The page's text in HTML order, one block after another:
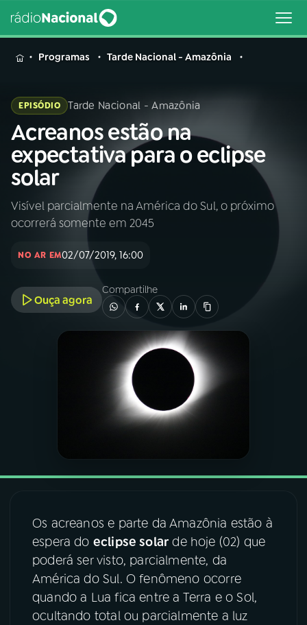
MENU
Buscar
na
Rádio
Nacional
Buscar
AO VIVO
INÍCIO
A RÁDIO
PROGRAMAÇÃO
06VIDEOCASTS
07ÚLTIMAS
08FESTIVAL DE MÚSICA
ACOMPANHE A RÁDIO NACIONAL
Programas Tarde Nacional - Amazônia
EPISÓDIO Tarde Nacional - Amazônia
Acreanos estão na
expectativa para o eclipse
solar
Visível parcialmente na América do Sul, o próximo
ocorrerá somente em 2045
NO AR EM02/07/2019, 16:00
Ouça agora
Compartilhe
Os acreanos e parte da Amazônia estão à
espera do eclipse solarde hoje (02) que
poderá ser visto, parcialmente, da
América do Sul. O fenômeno ocorre
quando a Lua fica entre a Terra e o Sol,
ocultando total ou parcialmente a luz